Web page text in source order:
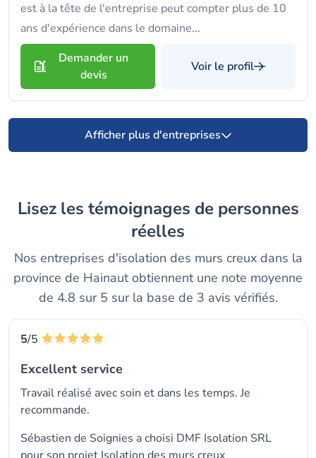
est à la tête de l'entreprise peut compter plus de 10
ans d'expérience dans le domaine...
Demander un
devis
Voir le profil
Afficher plus d'entreprises
Lisez les témoignages de personnes
réelles
Nos entreprises d'isolation des murs creux dans la
province de Hainaut obtiennent une note moyenne
de 4.8 sur 5 sur la base de 3 avis vérifiés.
5/5
Excellent service
Travail réalisé avec soin et dans les temps. Je
recommande.
Sébastien de Soignies a choisi DMF Isolation SRL